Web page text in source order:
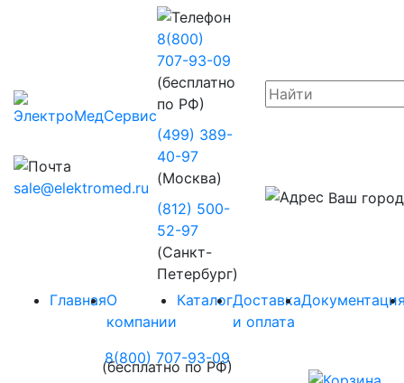
sale@elektromed.ru
8(800)
707-93-09
(бесплатно
по РФ)
(499) 389-
40-97
(Москва)
(812) 500-
52-97
(Санкт-
Петербург)
Ваш
ГлавнаяО
компании
КаталогДоставка
и оплата
8(800) 707-93-09
(бесплатно по РФ)